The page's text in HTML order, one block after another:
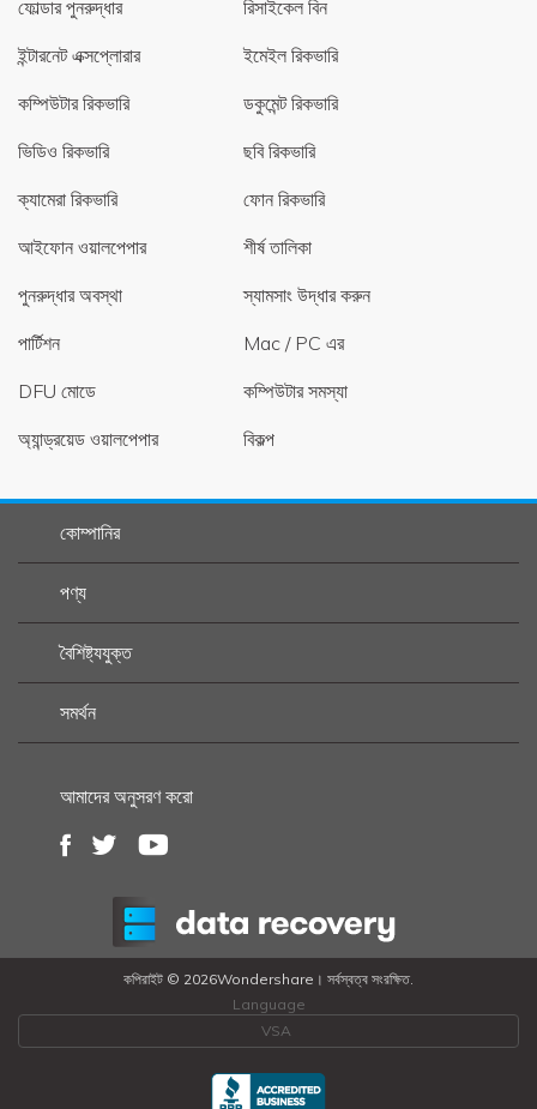
ফোল্ডার পুনরুদ্ধার
রিসাইকেল বিন
ইন্টারনেট এক্সপ্লোরার
ইমেইল রিকভারি
কম্পিউটার রিকভারি
ডকুমেন্ট রিকভারি
ভিডিও রিকভারি
ছবি রিকভারি
ক্যামেরা রিকভারি
ফোন রিকভারি
আইফোন ওয়ালপেপার
শীর্ষ তালিকা
পুনরুদ্ধার অবস্থা
স্যামসাং উদ্ধার করুন
পার্টিশন
Mac / PC এর
DFU মোডে
কম্পিউটার সমস্যা
অ্যান্ড্রয়েড ওয়ালপেপার
বিকল্প
কোম্পানির
পণ্য
বৈশিষ্ট্যযুক্ত
সমর্থন
আমাদের অনুসরণ করো
কপিরাইট © 2026Wondershare। সর্বস্বত্ব সংরক্ষিত.
Language
VSA